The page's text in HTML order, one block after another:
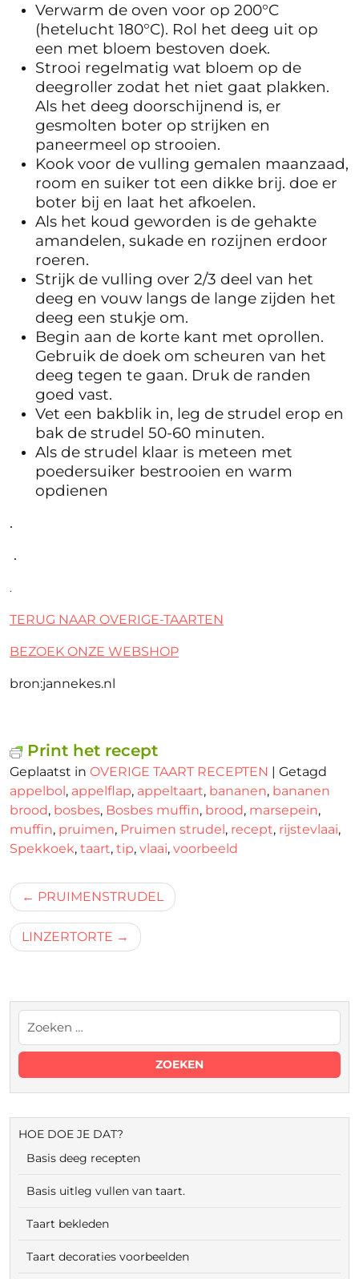
Verwarm de oven voor op 200°C
(hetelucht 180°C). Rol het deeg uit op
een met bloem bestoven doek.
Strooi regelmatig wat bloem op de
deegroller zodat het niet gaat plakken.
Als het deeg doorschijnend is, er
gesmolten boter op strijken en
paneermeel op strooien.
Kook voor de vulling gemalen maanzaad,
room en suiker tot een dikke brij. doe er
boter bij en laat het afkoelen.
Als het koud geworden is de gehakte
amandelen, sukade en rozijnen erdoor
roeren.
Strijk de vulling over 2/3 deel van het
deeg en vouw langs de lange zijden het
deeg een stukje om.
Begin aan de korte kant met oprollen.
Gebruik de doek om scheuren van het
deeg tegen te gaan. Druk de randen
goed vast.
Vet een bakblik in, leg de strudel erop en
bak de strudel 50-60 minuten.
Als de strudel klaar is meteen met
poedersuiker bestrooien en warm
opdienen
.
.
.
TERUG NAAR OVERIGE-TAARTEN
BEZOEK ONZE WEBSHOP
bron:jannekes.nl
Print het recept
Geplaatst in OVERIGE TAART RECEPTEN | Getagd
appelbol, appelflap, appeltaart, bananen, bananen
brood, bosbes, Bosbes muffin, brood, marsepein,
muffin, pruimen, Pruimen strudel, recept, rijstevlaai,
Spekkoek, taart, tip, vlaai, voorbeeld
Bericht
navigatie
PRUIMENSTRUDEL
LINZERTORTE
HOE DOE JE DAT?
Basis deeg recepten
Basis uitleg vullen van taart.
Taart bekleden
Taart decoraties voorbeelden